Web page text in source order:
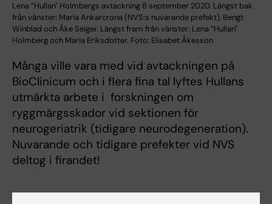
Lena ”Hullan" Holmbergs avtackning 8 september 2020. Längst bak
från vänster: Maria Ankarcrona (NVS:s nuvarande prefekt), Bengt
Winblad och Åke Seiger. Längst fram från vänster: Lena ”Hullan"
Holmberg och Maria Eriksdotter. Foto: Elisabet Åkesson
Många ville vara med vid avtackningen på
BioClinicum och i flera fina tal lyftes Hullans
utmärkta arbete i forskningen om
ryggmärgsskador vid sektionen för
neurogeriatrik (tidigare neurodegeneration).
Nuvarande och tidigare prefekter vid NVS
deltog i firandet!